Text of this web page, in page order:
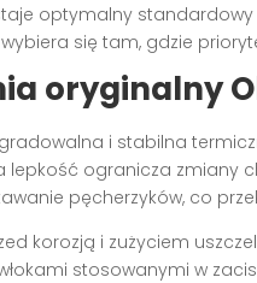
optymalny standardowy
się tam, gdzie
oryginalny
i stabilna
lepkość ogranicza
pęcherzyków, co
korozją i zużyciem
stosowanymi w